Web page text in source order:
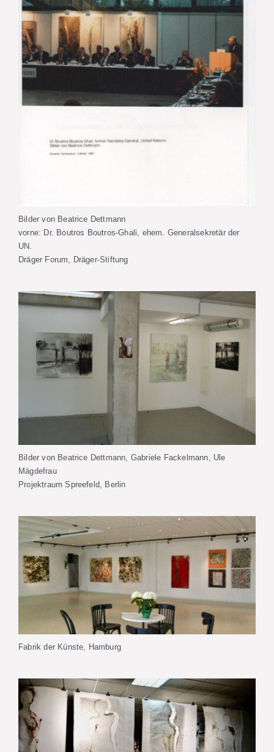
Bilder von Beatrice Dettmann
vorne: Dr. Boutros Boutros-Ghali, ehem. Generalsekretär der
UN.
Dräger Forum, Dräger-Stiftung
Bilder von Beatrice Dettmann, Gabriele Fackelmann, Ule
Mägdefrau
Projektraum Spreefeld, Berlin
Fabrik der Künste, Hamburg